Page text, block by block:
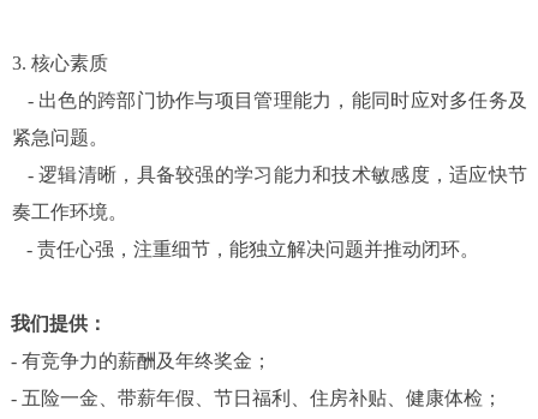
3. 核心素质
- 出色的跨部门协作与项目管理能力，能同时应对多任务及
紧急问题。
-逻辑清晰，具备较强的学习能力和技术敏感度，适应快节
奏工作环境。
- 责任心强，注重细节，能独立解决问题并推动闭环。
我们提供：
- 有竞争力的薪酬及年终奖金；
- 五险一金、带薪年假、节日福利、住房补贴、健康体检；